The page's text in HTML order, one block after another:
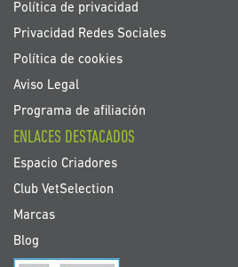
Política de privacidad
Privacidad Redes Sociales
Política de cookies
Aviso Legal
Programa de afiliación
ENLACES DESTACADOS
Espacio Criadores
Club VetSelection
Marcas
Blog